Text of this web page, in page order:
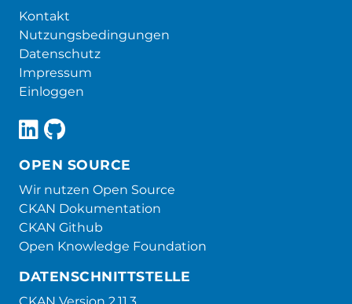
Kontakt
Nutzungsbedingungen
Datenschutz
Impressum
Einloggen
OPEN SOURCE
Wir nutzen Open Source
CKAN Dokumentation
CKAN Github
Open Knowledge Foundation
DATENSCHNITTSTELLE